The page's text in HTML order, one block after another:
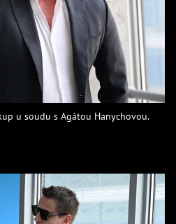
u soudu s Agátou Hanychovou.